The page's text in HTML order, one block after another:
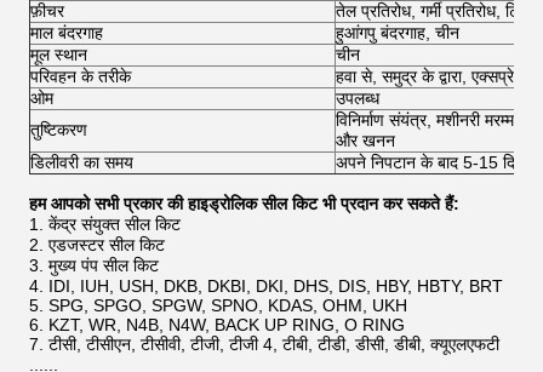
फ़ीचर
तेल प्रतिरोध, गर्मी प्रतिरोध,
माल बंदरगाह
हुआंगपु बंदरगाह, चीन
मूल स्थान
चीन
परिवहन के तरीके
हवा से, समुद्र के द्वारा, एक्सप्रेस
ओम
उपलब्ध
तुष्टिकरण
विनिर्माण संयंत्र, मशीनरी मरम्मत
और खनन
डिलीवरी का समय
अपने निपटान के बाद 5-15 दिनों
हम आपको सभी प्रकार की हाइड्रोलिक सील किट भी प्रदान कर सकते हैं:
1. केंद्र संयुक्त सील किट
2. एडजस्टर सील किट
3. मुख्य पंप सील किट
4. IDI, IUH, USH, DKB, DKBI, DKI, DHS, DIS, HBY, HBTY, BRT
5. SPG, SPGO, SPGW, SPNO, KDAS, OHM, UKH
6. KZT, WR, N4B, N4W, BACK UP RING, O RING
7. टीसी, टीसीएन, टीसीवी, टीजी, टीजी 4, टीबी, टीडी, डीसी, डीबी, क्यूएलएफटी